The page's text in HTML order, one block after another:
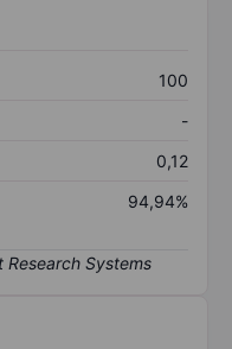
100
-
0,12
94,94%